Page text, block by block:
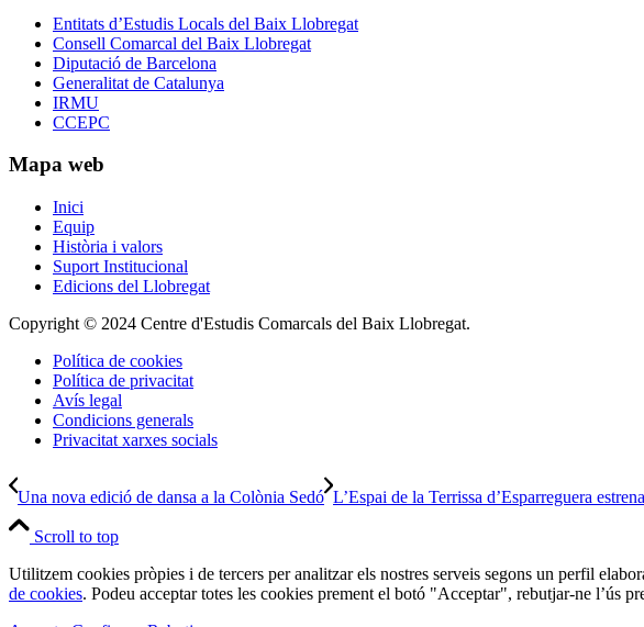
Entitats d’Estudis Locals del Baix Llobregat
Consell Comarcal del Baix Llobregat
Diputació de Barcelona
Generalitat de Catalunya
IRMU
CCEPC
Mapa web
Inici
Equip
Història i valors
Suport Institucional
Edicions del Llobregat
Copyright © 2024 Centre d'Estudis Comarcals del Baix Llobregat.
Política de cookies
Política de privacitat
Avís legal
Condicions generals
Privacitat xarxes socials
Una nova edició de dansa a la Colònia Sedó L’Espai de la Terrissa d’Esparreguera
Scroll to top
Utilitzem cookies pròpies i de tercers per analitzar els nostres serveis segons un perfil
de cookies. Podeu acceptar totes les cookies prement el botó "Acceptar", rebutjar-ne